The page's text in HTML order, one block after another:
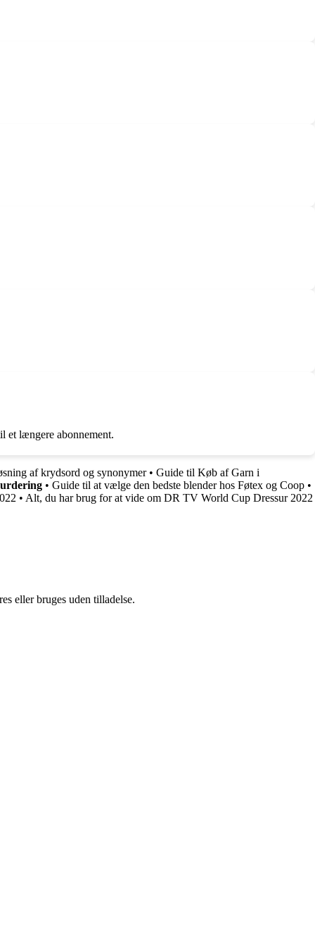
et længere abonnement.
af krydsord og synonymer• Guide til Køb af Garn i
• Guide til at vælge den bedste blender hos Føtex og Coop •
• Alt, du har brug for at vide om DR TV World Cup Dressur 2022
eller bruges uden tilladelse.